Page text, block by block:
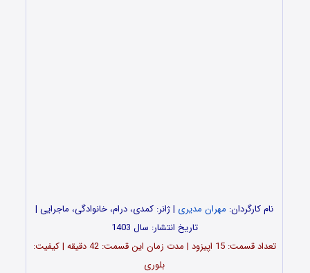
نام کارگردان: مهران مدیری | ژانر: کمدی، درام، خانوادگی، ماجرایی |
تاریخ انتشار: سال 1403
تعداد قسمت‌: 15 اپیزود | مدت زمان این قسمت: 42 دقیقه | کیفیت:
بلوری